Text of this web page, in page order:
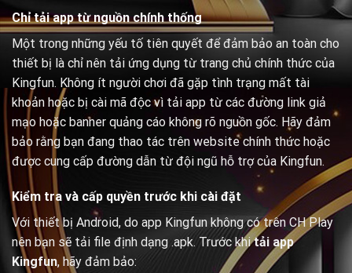
Chỉ tải app từ nguồn chính thống
Một trong những yếu tố tiên quyết để đảm bảo an toàn cho
thiết bị là chỉ nên tải ứng dụng từ trang chủ chính thức của
Kingfun. Không ít người chơi đã gặp tình trạng mất tài
khoản hoặc bị cài mã độc vì tải app từ các đường link giả
mạo hoặc banner quảng cáo không rõ nguồn gốc. Hãy đảm
bảo rằng bạn đang thao tác trên website chính thức hoặc
được cung cấp đường dẫn từ đội ngũ hỗ trợ của Kingfun.
Kiểm tra và cấp quyền trước khi cài đặt
Với thiết bị Android, do app Kingfun không có trên CH Play
nên bạn sẽ tải file định dạng .apk. Trước khitải app
Kingfun, hãy đảm bảo: